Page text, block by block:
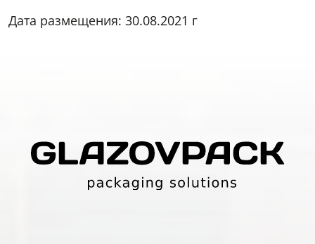
СВЯЗАТЬСЯ С НАМИ
Дата размещения: 30.08.2021 г